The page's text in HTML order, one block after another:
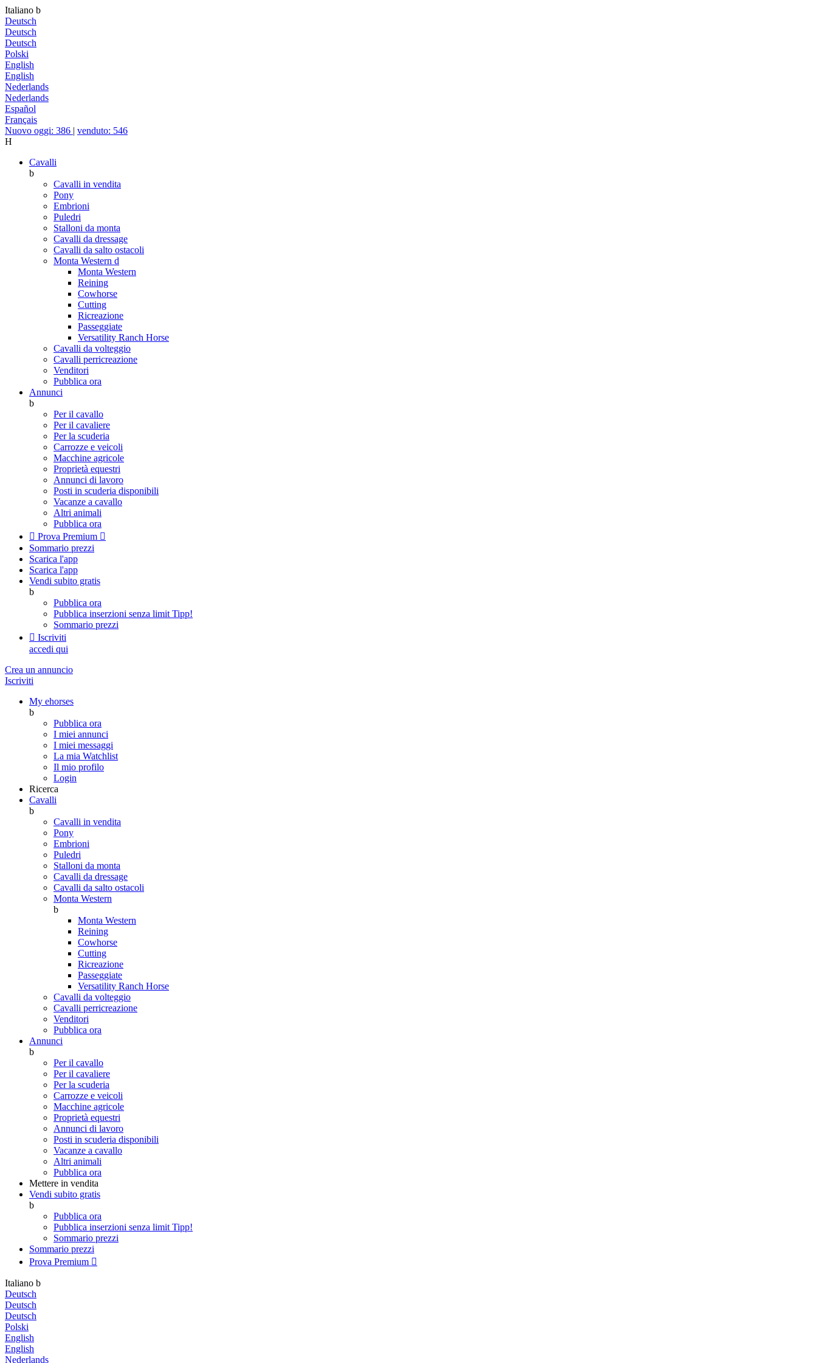
Italiano b
Deutsch
Deutsch
Deutsch
Polski
English
English
Nederlands
Nederlands
Español
Français
Nuovo oggi: 386 | venduto: 546
H
Cavalli
b
Cavalli in vendita
Pony
Embrioni
Puledri
Stalloni da monta
Cavalli da dressage
Cavalli da salto ostacoli
Monta Western d
Monta Western
Reining
Cowhorse
Cutting
Ricreazione
Passeggiate
Versatility Ranch Horse
Cavalli da volteggio
Cavalli perricreazione
Venditori
Pubblica ora
Annunci
b
Per il cavallo
Per il cavaliere
Per la scuderia
Carrozze e veicoli
Macchine agricole
Proprietà equestri
Annunci di lavoro
Posti in scuderia disponibili
Vacanze a cavallo
Altri animali
Pubblica ora
 Prova Premium 
Sommario prezzi
Scarica l'app
Scarica l'app
Vendi subito gratis
b
Pubblica ora
Pubblica inserzioni senza limit Tipp!
Sommario prezzi
 Iscriviti
accedi qui
Crea un annuncio
Iscriviti
My ehorses
b
Pubblica ora
I miei annunci
I miei messaggi
La mia Watchlist
Il mio profilo
Login
Ricerca
Cavalli
b
Cavalli in vendita
Pony
Embrioni
Puledri
Stalloni da monta
Cavalli da dressage
Cavalli da salto ostacoli
Monta Western
b
Monta Western
Reining
Cowhorse
Cutting
Ricreazione
Passeggiate
Versatility Ranch Horse
Cavalli da volteggio
Cavalli perricreazione
Venditori
Pubblica ora
Annunci
b
Per il cavallo
Per il cavaliere
Per la scuderia
Carrozze e veicoli
Macchine agricole
Proprietà equestri
Annunci di lavoro
Posti in scuderia disponibili
Vacanze a cavallo
Altri animali
Pubblica ora
Mettere in vendita
Vendi subito gratis
b
Pubblica ora
Pubblica inserzioni senza limit Tipp!
Sommario prezzi
Sommario prezzi
Prova Premium 
Italiano b
Deutsch
Deutsch
Deutsch
Polski
English
English
Nederlands